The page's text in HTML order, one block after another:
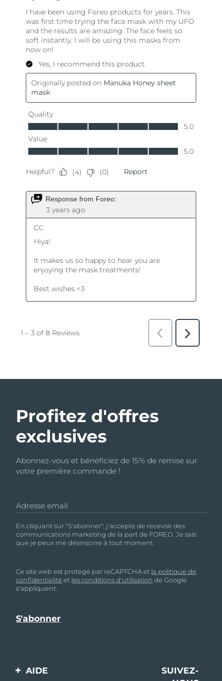
Profitez d'offres
exclusives
Abonnez-vous et bénéficiez de 15% de remise sur
votre première commande !
Adresse email
En cliquant sur "S'abonner", j'accepte de recevoir des
communications marketing de la part de FOREO. Je sais
que je peux me désinscrire à tout moment.
Ce site web est protégé par reCAPTCHA et la politique de
confidentialité et les conditions d'utilisation de Google
s'appliquent.
AIDE
SUIVEZ-